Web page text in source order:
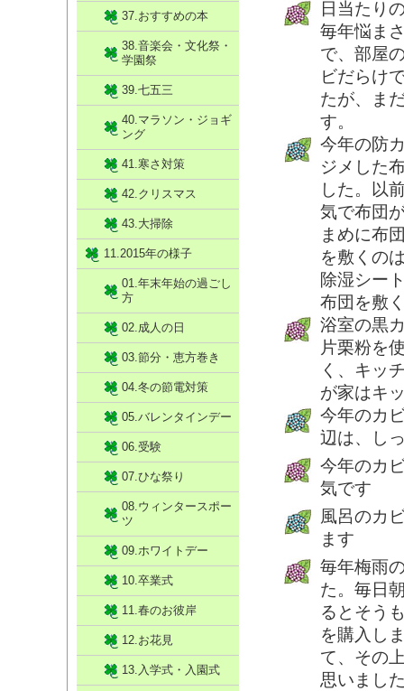
日当たり
毎年悩ま
で、部屋
ビだらけ
たが、ま
す。
今年の防
ジメした
した。以
気で布団
まめに布
を敷くの
除湿シー
布団を敷
浴室の黒
片栗粉を
く、キッ
が家はキ
今年のカ
辺は、し
今年のカ
気です
風呂のカ
ます
毎年梅雨
た。毎日
るとそう
を購入し
て、その
思いまし
37.おすすめの本
38.音楽会・文化祭・
学園祭
39.七五三
40.マラソン・ジョギ
ング
41.寒さ対策
42.クリスマス
43.大掃除
11.2015年の様子
01.年末年始の過ごし
方
02.成人の日
03.節分・恵方巻き
04.冬の節電対策
05.バレンタインデー
06.受験
07.ひな祭り
08.ウィンタースポー
ツ
09.ホワイトデー
10.卒業式
11.春のお彼岸
12.お花見
13.入学式・入園式